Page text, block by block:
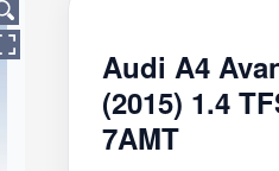
Audi A4
(2015) 1.4
7AMT